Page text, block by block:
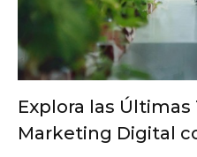
Explora las
Marketing Digital